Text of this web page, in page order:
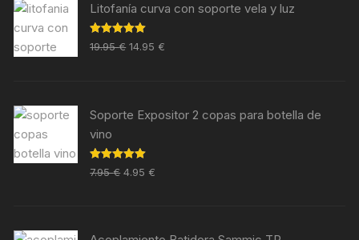
Litofanía curva con soporte vela y luz
Valorado en
5.00 de 5
19.95€ 14.95 €
Soporte Expositor 2 copas para botella de
vino
Valorado en
5.00 de 5
7.95€ 4.95 €